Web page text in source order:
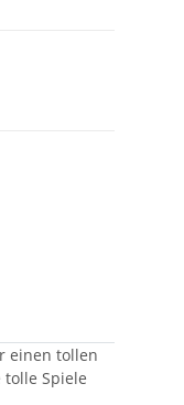
einen tollen
Spiele